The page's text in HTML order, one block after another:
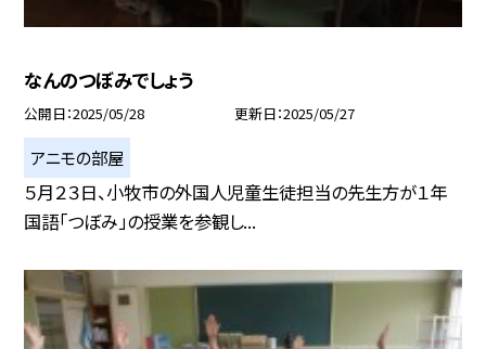
なんのつぼみでしょう
公開日 2025/05/28 更新日 2025/05/27
アニモの部屋
５月２３日、小牧市の外国人児童生徒担当の先生方が１年
国語「つぼみ」の授業を参観し...